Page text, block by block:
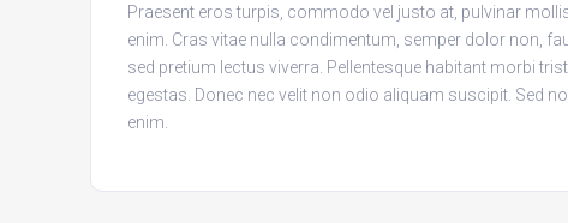
Praesent eros turpis, commodo vel justo at, pulvinar
enim. Cras vitae nulla condimentum, semper dolor non,
sed pretium lectus viverra. Pellentesque habitant morbi
egestas. Donec nec velit non odio aliquam suscipit. Sed
enim.